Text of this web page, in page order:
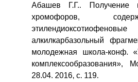
Абашев Г.Г.. Получение
хромофоров,
алкилкарбазольный
молодежная школа-конф.
комплексообразования»,
28.04. 2016, с. 119.